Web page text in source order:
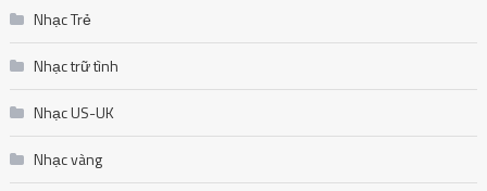
Nhạc Trẻ
Nhạc trữ tình
Nhạc US-UK
Nhạc vàng